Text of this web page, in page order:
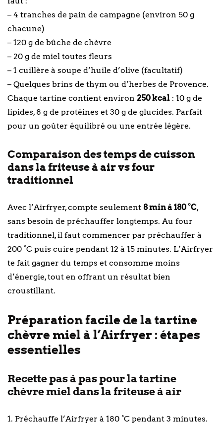
– 4 tranches de pain de campagne (environ 50 g
chacune)
– 120 g de bûche de chèvre
– 20 g de miel toutes fleurs
– 1 cuillère à soupe d’huile d’olive (facultatif)
– Quelques brins de thym ou d’herbes de Provence.
Chaque tartine contient environ 250 kcal : 10 g de
lipides, 8 g de protéines et 30 g de glucides. Parfait
pour un goûter équilibré ou une entrée légère.
Comparaison des temps de cuisson
dans la friteuse à air vs four
traditionnel
Avec l’Airfryer, compte seulement 8 min à 180 °C,
sans besoin de préchauffer longtemps. Au four
traditionnel, il faut commencer par préchauffer à
200 °C puis cuire pendant 12 à 15 minutes. L’Airfryer
te fait gagner du temps et consomme moins
d’énergie, tout en offrant un résultat bien
croustillant.
Préparation facile de la tartine
chèvre miel à l’Airfryer : étapes
essentielles
Recette pas à pas pour la tartine
chèvre miel dans la friteuse à air
1. Préchauffe l’Airfryer à 180 °C pendant 3 minutes.